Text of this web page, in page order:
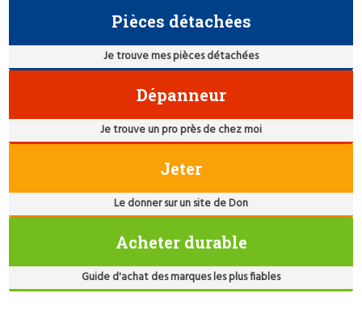
Pièces détachées
Je trouve mes pièces détachées
Dépanneur
Je trouve un pro près de chez moi
Jeter
Le donner sur un site de Don
Acheter durable
Guide d'achat des marques les plus fiables